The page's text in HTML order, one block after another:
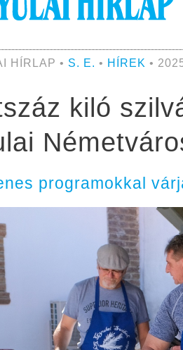
HÍRLAP • S. E. • HÍREK •
kiló
programokkal